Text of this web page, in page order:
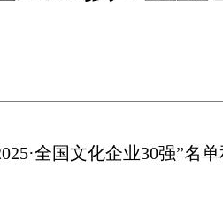
全国文化企业30强”名单